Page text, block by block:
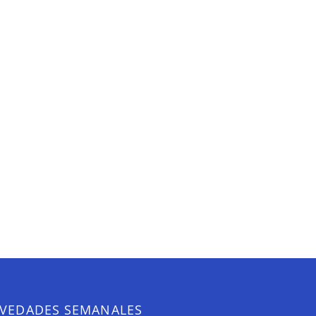
SEMANALES